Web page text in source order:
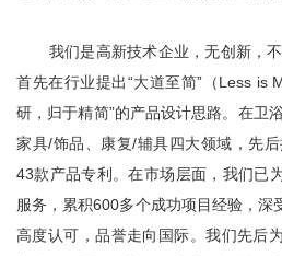
我们是高新技术企业，无创新，不
首先在行业提出“大道至简”（Less is
研，归于精简”的产品设计思路。在卫
家具/饰品、康复/辅具四大领域，先
43款产品专利。在市场层面，我们已
服务，累积600多个成功项目经验，深
高度认可，品誉走向国际。我们先后